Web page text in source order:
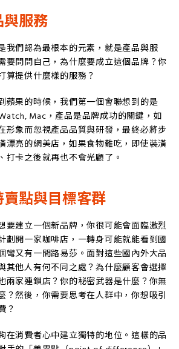
與服務
我們認為最根本的元素，就是產品與服
要問問自己，為什麼要成立這個品牌？你
算提供什麼樣的服務？
蘋果的時候，我們第一個會聯想到的是
Mac，產品是品牌成功的關鍵，如
形象而忽視產品品質與研發，最終必將步
漂亮的網美店，如果食物難吃，即使裝潢
打卡之後就再也不會光顧了。
點與目標客群
要建立一個新品牌，你很可能會面臨激烈
劃開一家咖啡店，一轉身可能就能看到國
彎又有一間路易莎。面對這些國內外大品
其他人有何不同之處？為什麼顧客會選擇
兩家連鎖店？你的秘密武器是什麼？你無
？然後，你需要思考在人群中，你想吸引
？
在消費者心中建立獨特的地位。這樣的品